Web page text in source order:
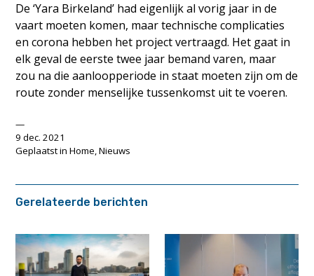
De ‘Yara Birkeland’ had eigenlijk al vorig jaar in de
vaart moeten komen, maar technische complicaties
en corona hebben het project vertraagd. Het gaat in
elk geval de eerste twee jaar bemand varen, maar
zou na die aanloopperiode in staat moeten zijn om de
route zonder menselijke tussenkomst uit te voeren.
9 dec. 2021
Geplaatst inHome,Nieuws
Gerelateerde berichten